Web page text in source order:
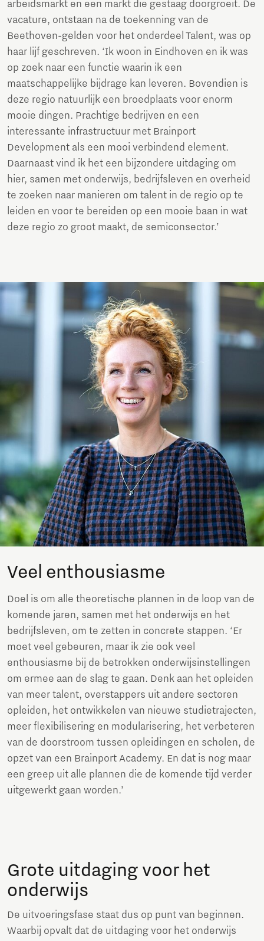
arbeidsmarkt en een markt die gestaag doorgroeit. De
vacature, ontstaan na de toekenning van de
Beethoven-gelden voor het onderdeel Talent, was op
haar lijf geschreven. ‘Ik woon in Eindhoven en ik was
op zoek naar een functie waarin ik een
maatschappelijke bijdrage kan leveren. Bovendien is
deze regio natuurlijk een broedplaats voor enorm
mooie dingen. Prachtige bedrijven en een
interessante infrastructuur met Brainport
Development als een mooi verbindend element.
Daarnaast vind ik het een bijzondere uitdaging om
hier, samen met onderwijs, bedrijfsleven en overheid
te zoeken naar manieren om talent in de regio op te
leiden en voor te bereiden op een mooie baan in wat
deze regio zo groot maakt, de semiconsector.’
Veel enthousiasme
Doel is om alle theoretische plannen in de loop van de
komende jaren, samen met het onderwijs en het
bedrijfsleven, om te zetten in concrete stappen. ‘Er
moet veel gebeuren, maar ik zie ook veel
enthousiasme bij de betrokken onderwijsinstellingen
om ermee aan de slag te gaan. Denk aan het opleiden
van meer talent, overstappers uit andere sectoren
opleiden, het ontwikkelen van nieuwe studietrajecten,
meer flexibilisering en modularisering, het verbeteren
van de doorstroom tussen opleidingen en scholen, de
opzet van een Brainport Academy. En dat is nog maar
een greep uit alle plannen die de komende tijd verder
uitgewerkt gaan worden.’
Grote uitdaging voor het
onderwijs
De uitvoeringsfase staat dus op punt van beginnen.
Waarbij opvalt dat de uitdaging voor het onderwijs